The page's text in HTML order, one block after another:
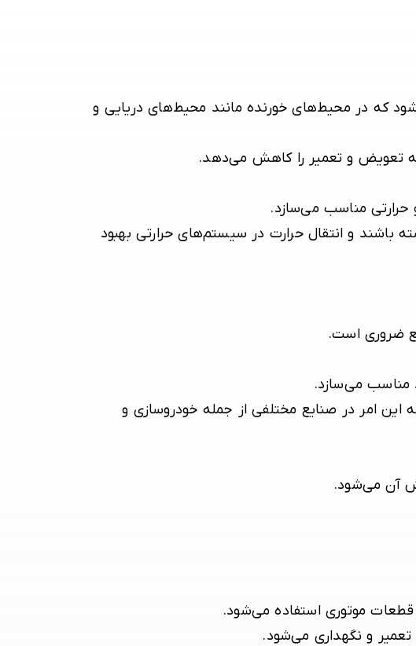
که در محیط‌های خورنده مانند محیط‌های دریایی و
به تعویض و تعمیر را کاهش می‌دهد.
و حرارتی مناسب می‌سازد.
باشند و انتقال حرارت در سیستم‌های حرارتی بهبود
ضروری است.
مناسب می‌سازد.
امر در صنایع مختلفی از جمله خودروسازی و
آن می‌شود.
قطعات موتوری استفاده می‌شود.
و نگهداری می‌شود.